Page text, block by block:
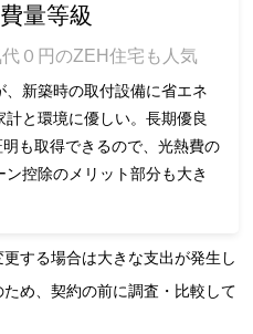
量等級
０円のZEH住宅も人気
新築時の取付設備に省エネ
と環境に優しい。長期優良
も取得できるので、光熱費の
控除のメリット部分も大き
する場合は大きな支出が発生し
め、契約の前に調査・比較して